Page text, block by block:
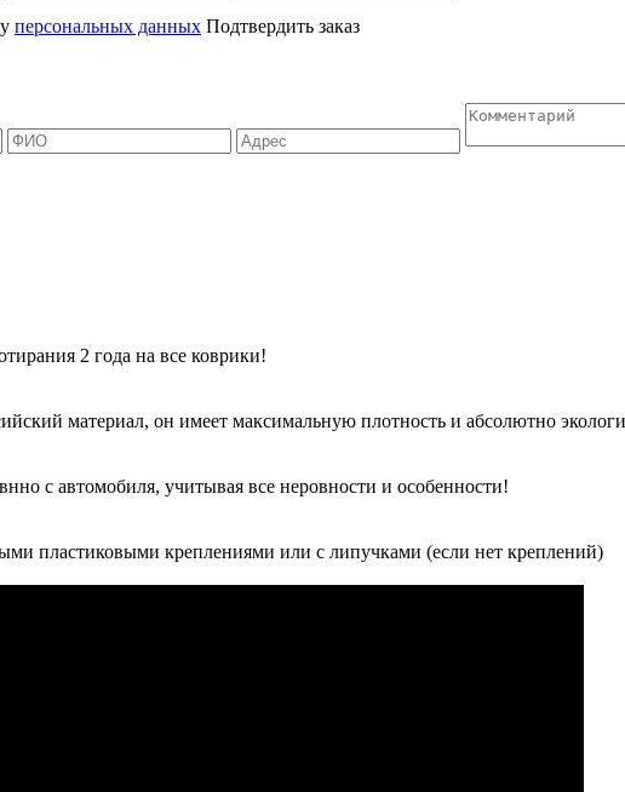
персональных данных Подтвердить заказ
2 года на все коврики!
материал, он имеет максимальную плотность и абсолютно
с автомобиля, учитывая все неровности и особенности!
пластиковыми креплениями или с липучками (если нет креплений)